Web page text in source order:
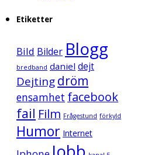
Etiketter
Bild Bilder Blogg
bredband daniel dejt
Dejtingdröm
ensamhet facebook
fail Film Frågestund förkyld
Humor Internet